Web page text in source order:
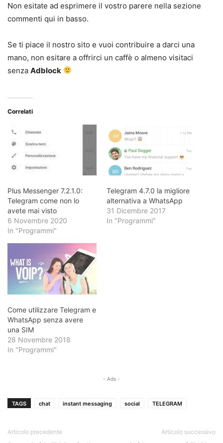
Non esitate ad esprimere il vostro parere nella sezione
commenti qui in basso.
Se ti piace il nostro sito e vuoi contribuire a darci una
mano, non esitare a offrirci un caffè o almeno visitaci
senza Adblock
Correlati
Plus Messenger 7.2.1.0:
Telegram come non lo
avete mai visto
6 Novembre 2020
In "Programmi"
Telegram 4.7.0 la migliore
alternativa a WhatsApp
31 Dicembre 2017
In "Programmi"
Come utilizzare Telegram e
WhatsApp senza avere
una SIM
28 Novembre 2018
In "Programmi"
- Ads -
TAGS chat instant messaging social TELEGRAM
Articolo precedente Articolo successivo